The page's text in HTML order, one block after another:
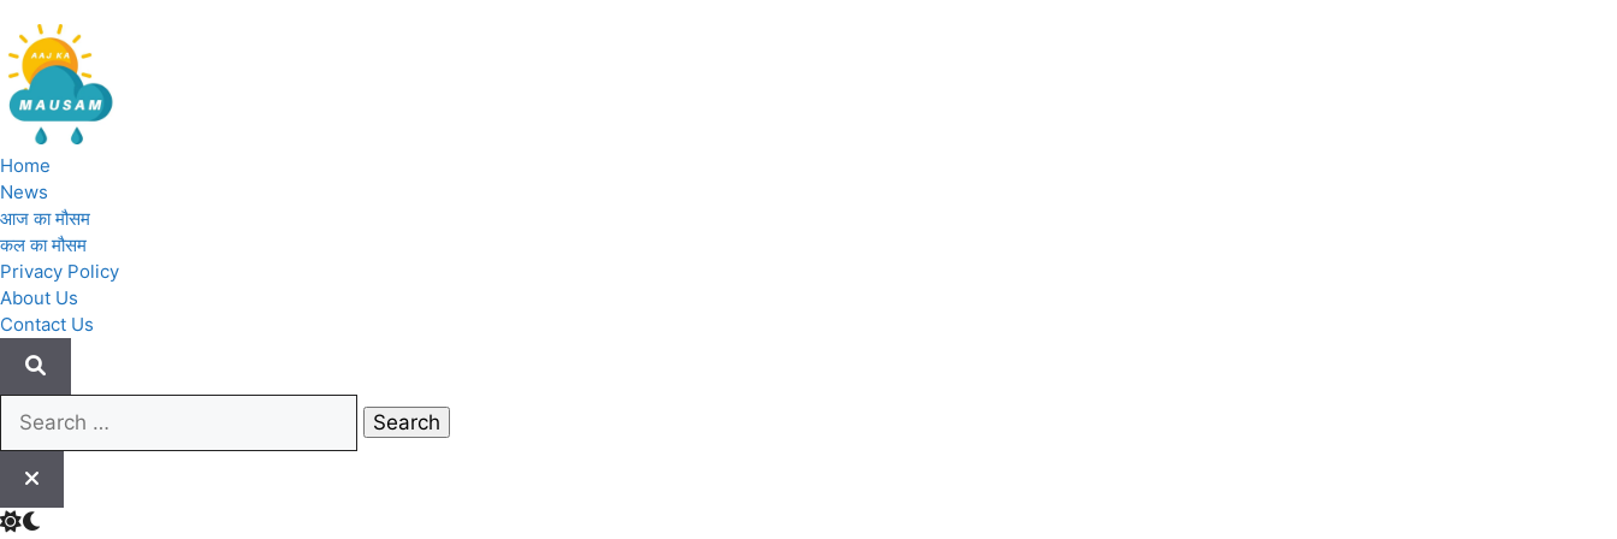
content
Aaj Ka Mausam | आज का मौसम | कल का मौसम की जानकारी सबसे पहले
Home
News
आज का मौसम
कल का मौसम
Privacy Policy
About Us
Contact Us